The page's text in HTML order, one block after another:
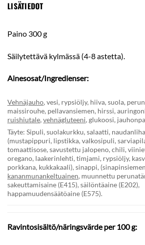
LISÄTIEDOT
Paino 300 g
Säilytettävä kylmässä (4-8 astetta).
Ainesosat/Ingredienser:
Vehnäjauho, vesi, rypsiöljy, hiiva, suola,
maissirouhe, pellavansiemen, hirssi,
ruishiutale, vehnägluteeni, glukoosi,
Täyte: Sipuli, suolakurkku, salaatti,
(mustapippuri, lipstikka, valkosipuli,
tomaattisose, savustettu jalopeno, chili,
oregano, laakerinlehti, timjami, rypsiöljy,
porkkana, kukkakaali), sinappi,
kananmunankeltuainen, muunnettu
sakeuttamisaine (E415), säilöntäaine (E202),
happamuudensäätöaine (E575).
Ravintosisältö/näringsvärde per 100 g: